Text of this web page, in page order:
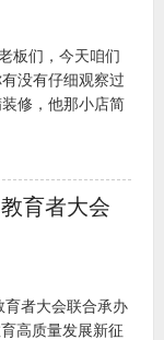
板们，今天咱们
没有仔细观察过
修，他那小店简
育者大会
者大会联合承办
高质量发展新征